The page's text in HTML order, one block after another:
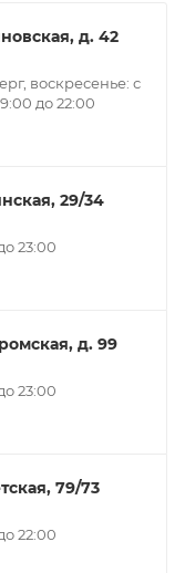
д. 42
воскресенье: с
до 22:00
29/34
23:00
д. 99
23:00
79/73
22:00